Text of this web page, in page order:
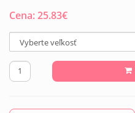
Cena:25.83€